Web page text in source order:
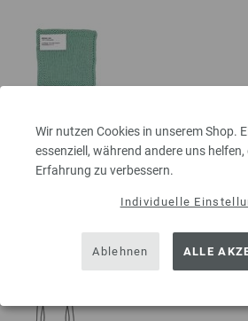
Wir nutzen Cookies in unserem Shop.
essenziell, während andere uns
Erfahrung zu verbessern.
Individuelle
Ablehnen ALLE
DETAILS
ca. 125 m